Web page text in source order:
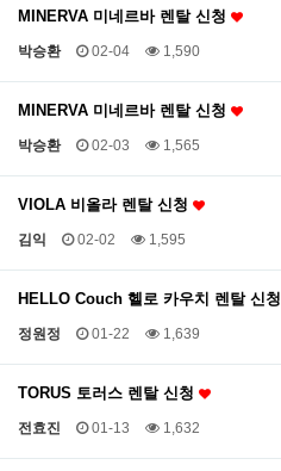
MINERVA 미네르바 렌탈 신청
박승환 02-04 1,590
MINERVA 미네르바 렌탈 신청
박승환 02-03 1,565
VIOLA 비올라 렌탈 신청
김익 02-02 1,595
HELLO Couch 헬로 카우치 렌탈 신청
정원정 01-22 1,639
TORUS 토러스 렌탈 신청
전효진 01-13 1,632